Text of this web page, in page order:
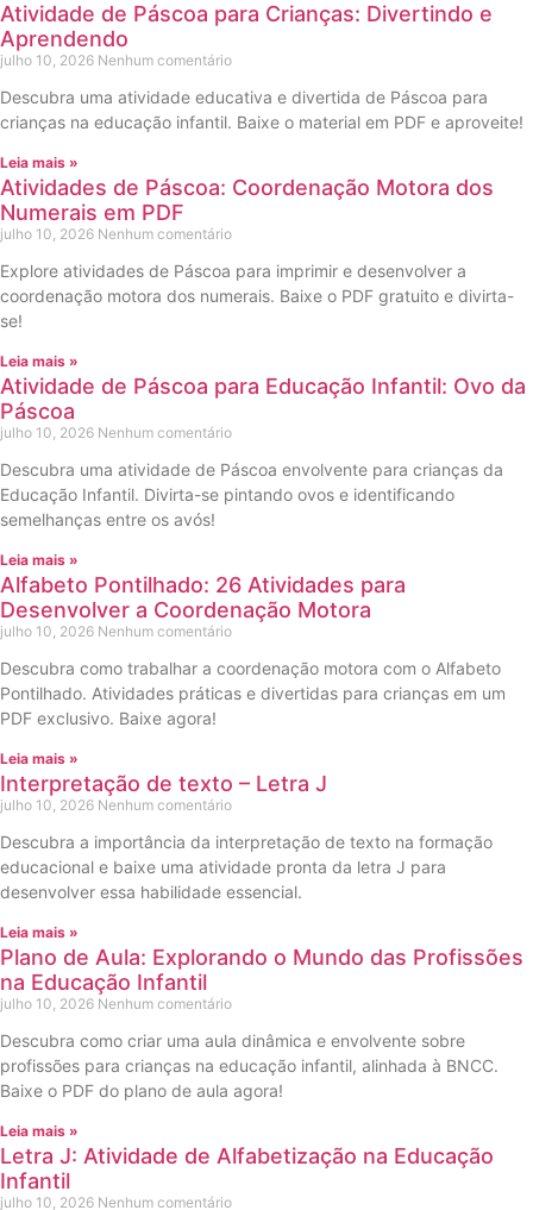
Atividade de Páscoa para Crianças: Divertindo e
Aprendendo
julho 10, 2026 Nenhum comentário
Descubra uma atividade educativa e divertida de Páscoa para
crianças na educação infantil. Baixe o material em PDF e aproveite!
Leia mais »
Atividades de Páscoa: Coordenação Motora dos
Numerais em PDF
julho 10, 2026 Nenhum comentário
Explore atividades de Páscoa para imprimir e desenvolver a
coordenação motora dos numerais. Baixe o PDF gratuito e divirta-
se!
Leia mais »
Atividade de Páscoa para Educação Infantil: Ovo da
Páscoa
julho 10, 2026 Nenhum comentário
Descubra uma atividade de Páscoa envolvente para crianças da
Educação Infantil. Divirta-se pintando ovos e identificando
semelhanças entre os avós!
Leia mais »
Alfabeto Pontilhado: 26 Atividades para
Desenvolver a Coordenação Motora
julho 10, 2026 Nenhum comentário
Descubra como trabalhar a coordenação motora com o Alfabeto
Pontilhado. Atividades práticas e divertidas para crianças em um
PDF exclusivo. Baixe agora!
Leia mais »
Interpretação de texto – Letra J
julho 10, 2026 Nenhum comentário
Descubra a importância da interpretação de texto na formação
educacional e baixe uma atividade pronta da letra J para
desenvolver essa habilidade essencial.
Leia mais »
Plano de Aula: Explorando o Mundo das Profissões
na Educação Infantil
julho 10, 2026 Nenhum comentário
Descubra como criar uma aula dinâmica e envolvente sobre
profissões para crianças na educação infantil, alinhada à BNCC.
Baixe o PDF do plano de aula agora!
Leia mais »
Letra J: Atividade de Alfabetização na Educação
Infantil
julho 10, 2026 Nenhum comentário